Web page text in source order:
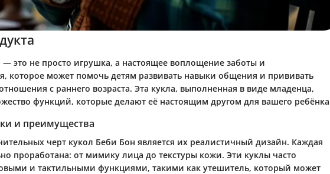
— это не просто игрушка, а настоящее воплощение заботы и
которое может помочь детям развивать навыки общения и прививать
с раннего возраста. Эта кукла, выполненная в виде младенца,
функций, которые делают её настоящим другом для вашего
и преимущества
черт кукол Беби Бон является их реалистичный дизайн. Каждая
проработана: от мимику лица до текстуры кожи. Эти куклы часто
и тактильными функциями, такими как утешитель, который может